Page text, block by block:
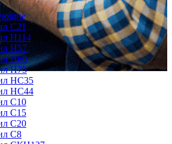
C21
Н114
Н57
Н60
Н75
НС35
НС44
С10
С15
С20
С8